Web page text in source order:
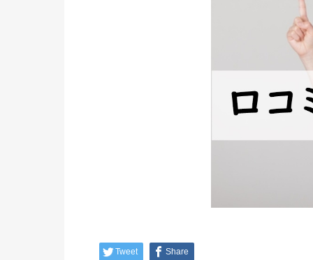
Tweet Share